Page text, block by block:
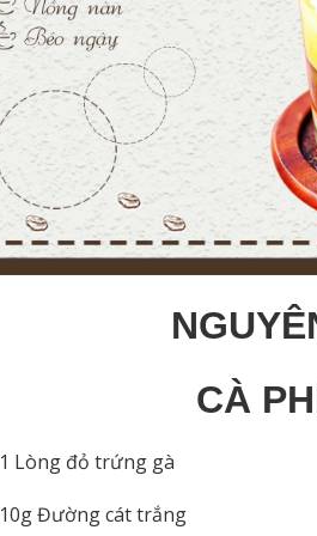
CÀ
1 Lòng đỏ trứng gà
10g Đường cát trắng